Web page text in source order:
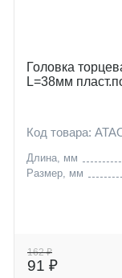
Головка
L=38мм
Код товара:
Длина, мм
Размер, мм
162 ₽
91 ₽